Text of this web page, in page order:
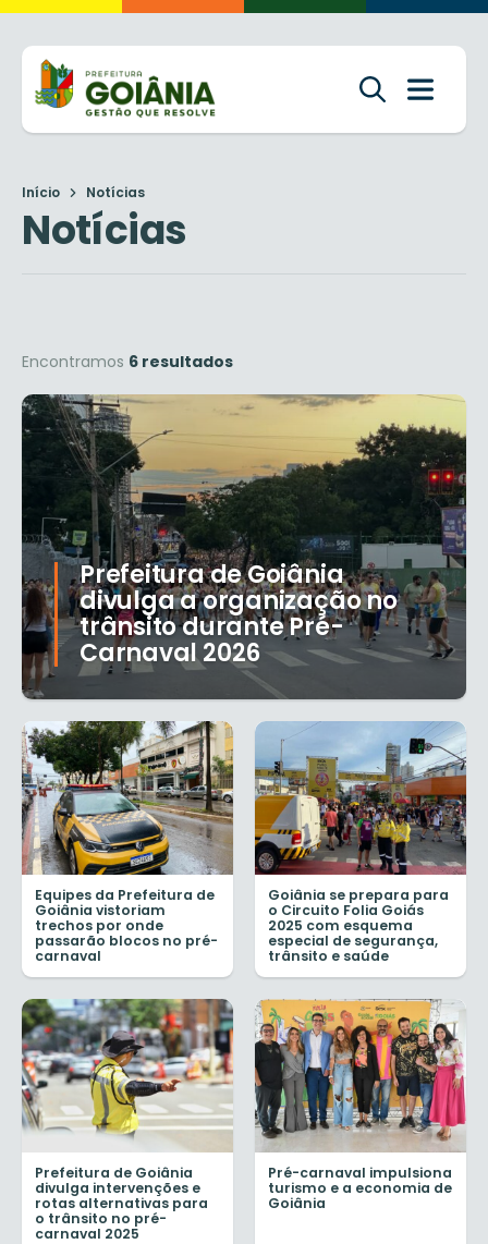
Início Notícias
Notícias
Encontramos 6 resultados
Prefeitura de Goiânia
divulga a organização no
trânsito durante Pré-
Carnaval 2026
Equipes da Prefeitura de
Goiânia vistoriam
trechos por onde
passarão blocos no pré-
carnaval
Goiânia se prepara para
o Circuito Folia Goiás
2025 com esquema
especial de segurança,
trânsito e saúde
Prefeitura de Goiânia
divulga intervenções e
rotas alternativas para
o trânsito no pré-
carnaval 2025
Pré-carnaval impulsiona
turismo e a economia de
Goiânia